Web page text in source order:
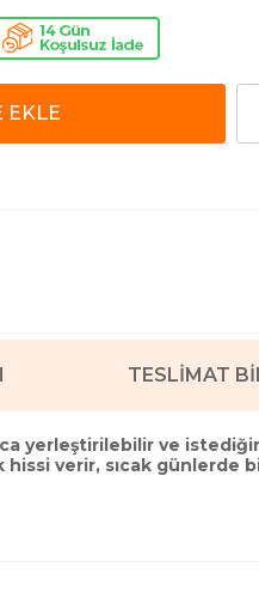
EKLE
TESLIMAT
yerleştirilebilir ve
hissi verir, sıcak günlerde